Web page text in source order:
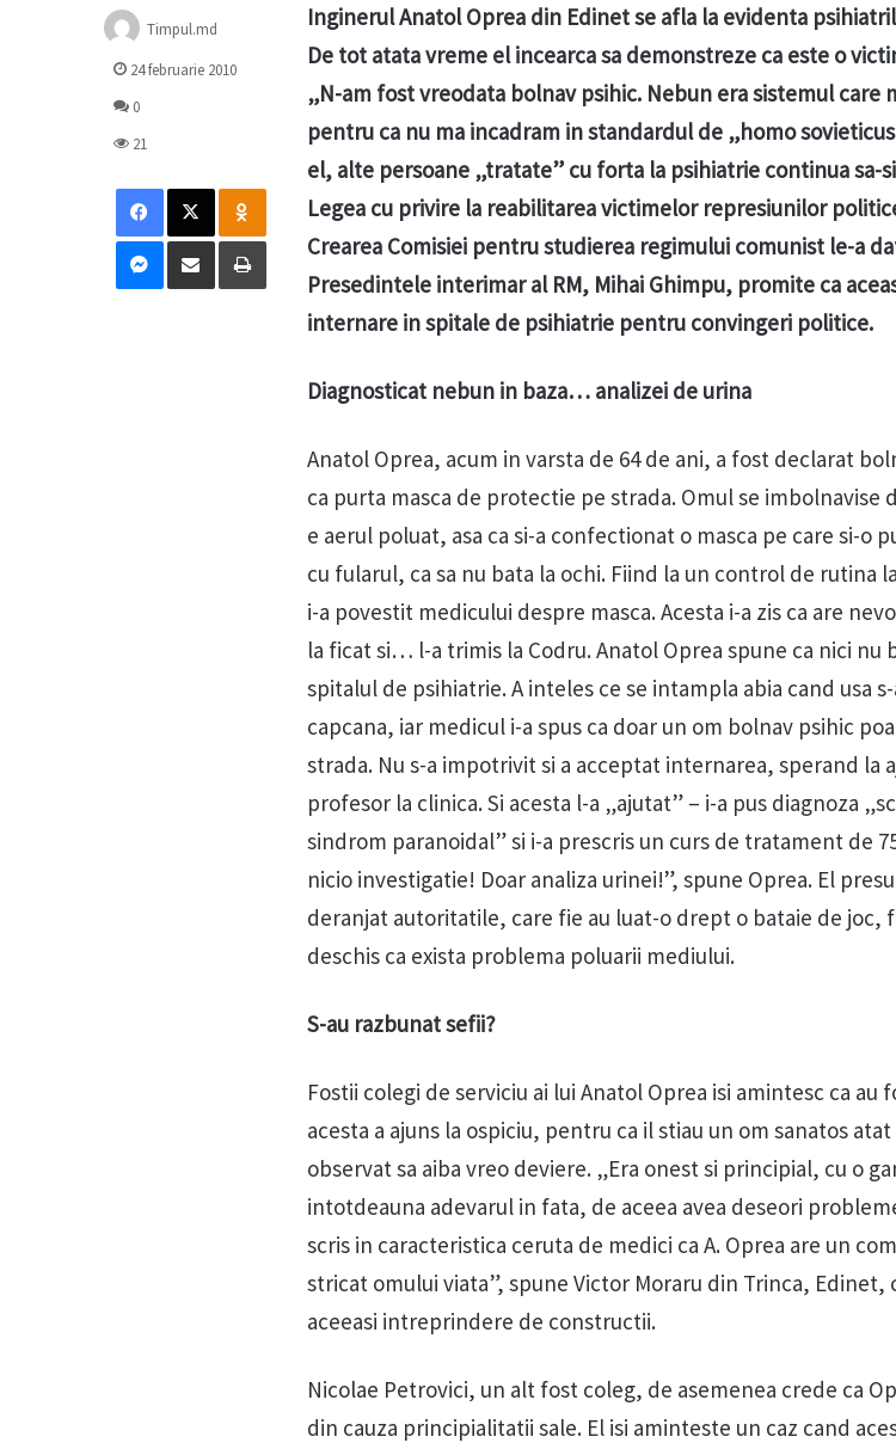
Inginerul Anatol Oprea din Edinet se afla la evidenta
De tot atata vreme el incearca sa demonstreze ca este o
„N-am fost vreodata bolnav psihic. Nebun era sistemul care
pentru ca nu ma incadram in standardul de „homo
el, alte persoane „tratate” cu forta la psihiatrie continua sa-
Legea cu privire la reabilitarea victimelor represiunilor
Crearea Comisiei pentru studierea regimului comunist le-a
Presedintele interimar al RM, Mihai Ghimpu, promite ca
internare in spitale de psihiatrie pentru convingeri politice.
Diagnosticat nebun in baza… analizei de urina
Anatol Oprea, acum in varsta de 64 de ani, a fost declarat
ca purta masca de protectie pe strada. Omul se imbolnavise
e aerul poluat, asa ca si-a confectionat o masca pe care si-o
cu fularul, ca sa nu bata la ochi. Fiind la un control de rutina
i-a povestit medicului despre masca. Acesta i-a zis ca are
la ficat si… l-a trimis la Codru. Anatol Oprea spune ca nici nu
spitalul de psihiatrie. A inteles ce se intampla abia cand usa
capcana, iar medicul i-a spus ca doar un om bolnav psihic
strada. Nu s-a impotrivit si a acceptat internarea, sperand la
profesor la clinica. Si acesta l-a „ajutat” – i-a pus diagnoza
sindrom paranoidal” si i-a prescris un curs de tratament de
nicio investigatie! Doar analiza urinei!”, spune Oprea. El
deranjat autoritatile, care fie au luat-o drept o bataie de joc,
deschis ca exista problema poluarii mediului.
S-au razbunat sefii?
Fostii colegi de serviciu ai lui Anatol Oprea isi amintesc ca au
acesta a ajuns la ospiciu, pentru ca il stiau un om sanatos
observat sa aiba vreo deviere. „Era onest si principial, cu o
intotdeauna adevarul in fata, de aceea avea deseori
scris in caracteristica ceruta de medici ca A. Oprea are un
stricat omului viata”, spune Victor Moraru din Trinca, Edinet,
aceeasi intreprindere de constructii.
Nicolae Petrovici, un alt fost coleg, de asemenea crede ca
din cauza principialitatii sale. El isi aminteste un caz cand
Timpul.md
24 februarie 2010
0
21
Facebook
X Odnoklassniki
Messenger
Distribuie prin mail Tipărește